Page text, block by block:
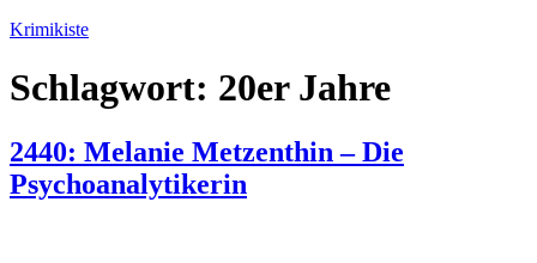
Zum
springen
Krimikiste
Schlagwort: 20er Jahre
2440: Melanie Metzenthin – Die
Psychoanalytikerin